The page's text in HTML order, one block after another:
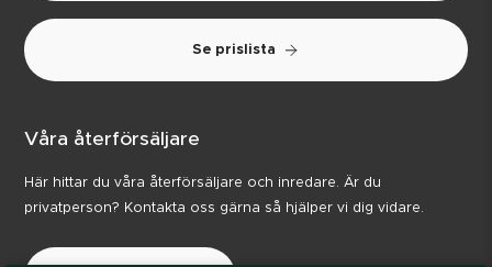
Se prislista
Våra återförsäljare
Här hittar du våra återförsäljare och inredare. Är du
privatperson? Kontakta oss gärna så hjälper vi dig vidare.